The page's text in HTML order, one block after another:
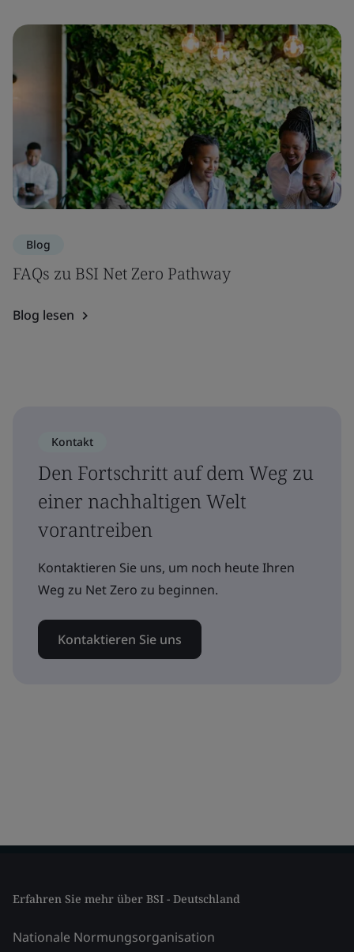
Blog
FAQs zu BSI Net Zero Pathway
Blog lesen
Kontakt
Den Fortschritt auf dem Weg zu
einer nachhaltigen Welt
vorantreiben
Kontaktieren Sie uns, um noch heute Ihren
Weg zu Net Zero zu beginnen.
Kontaktieren Sie uns
Erfahren Sie mehr über BSI - Deutschland
Nationale Normungsorganisation